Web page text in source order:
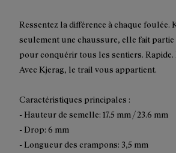
Ressentez la différence à chaque foulée.
seulement une chaussure, elle fait partie
pour conquérir tous les sentiers. Rapide.
Avec Kjerag, le trail vous appartient.
Caractéristiques principales :
- Hauteur de semelle: 17.5 mm / 23.6 mm
- Drop: 6 mm
- Longueur des crampons: 3,5 mm